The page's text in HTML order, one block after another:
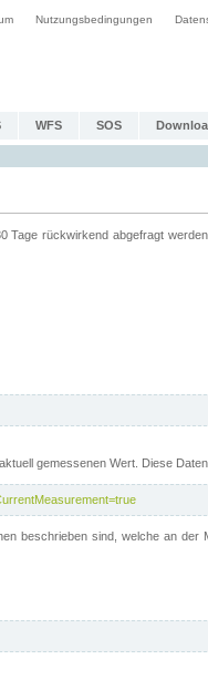
Nutzungsbedingungen
WFS SOS
rückwirkend abgefragt
gemessenen Wert. Diese
beschrieben sind, welche an